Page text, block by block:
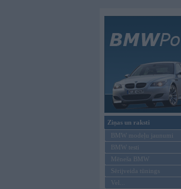
Ziņas un raksti
BMW modeļu jaunumi
BMW testi
Mēneša BMW
Sērijveida tūnings
Vel...